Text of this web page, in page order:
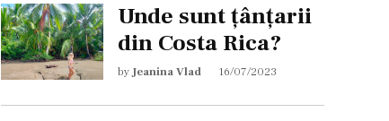
Unde sunt țânțarii
din Costa Rica?
byJeanina Vlad 16/07/2023